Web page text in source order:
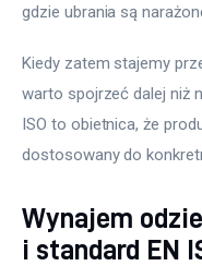
gdzie ubrania są
Kiedy zatem stajemy
warto spojrzeć dalej niż
ISO to obietnica, że
dostosowany do
Wynajem
i standard EN